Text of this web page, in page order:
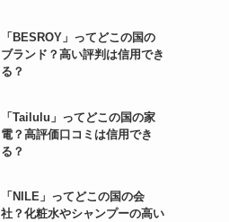
「BESROY」ってどこの国の
ブランド？高い評判は信用でき
る？
「Tailulu」ってどこの国の家
電？高評価口コミは信用でき
る？
「NILE」ってどこの国の会
社？化粧水やシャンプーの高い